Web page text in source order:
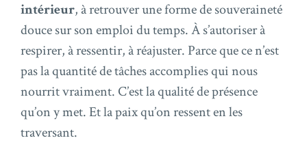
intérieur, à retrouver une forme de souveraineté
douce sur son emploi du temps. À s’autoriser à
respirer, à ressentir, à réajuster. Parce que ce n’est
pas la quantité de tâches accomplies qui nous
nourrit vraiment. C’est la qualité de présence
qu’on y met. Et la paix qu’on ressent en les
traversant.